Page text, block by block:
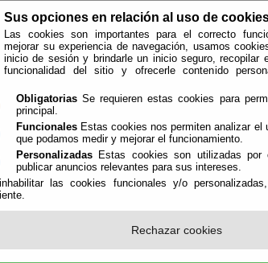
Sus opciones en relación al uso de
Las cookies son importantes para el correcto
mejorar su experiencia de navegación, usamos
inicio de sesión y brindarle un inicio seguro, recopilar
funcionalidad del sitio y ofrecerle contenido
Obligatorias Se requieren estas cookies para
principal.
Funcionales Estas cookies nos permiten analizar el
que podamos medir y mejorar el funcionamiento.
Personalizadas Estas cookies son utilizadas por
publicar anuncios relevantes para sus intereses.
las cookies funcionales y/o
Rechazar cookies
aquí: